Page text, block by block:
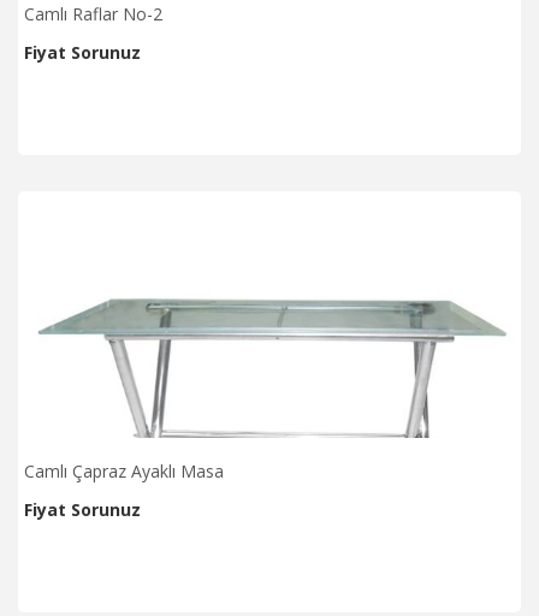
Camlı Raflar No-2
Fiyat Sorunuz
Camlı Çapraz Ayaklı Masa
Fiyat Sorunuz